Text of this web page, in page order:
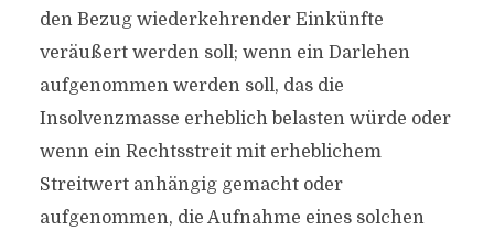
den Bezug wiederkehrender Einkünfte
veräußert werden soll; wenn ein Darlehen
aufgenommen werden soll, das die
Insolvenzmasse erheblich belasten würde oder
wenn ein Rechtsstreit mit erheblichem
Streitwert anhängig gemacht oder
aufgenommen, die Aufnahme eines solchen